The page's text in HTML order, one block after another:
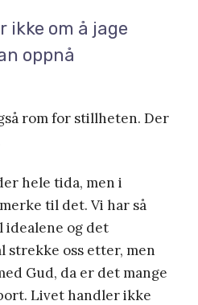
ikke om å jage
oppnå
rom for stillheten. Der
hele tida, men i
til det. Vi har så
og det
strekke oss etter, men
Gud, da er det mange
Livet handler ikke